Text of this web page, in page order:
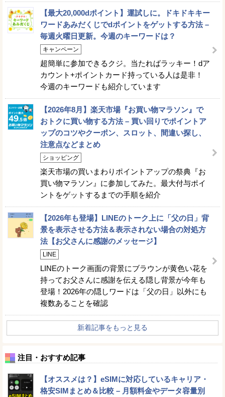
【最大20,000dポイント】運試しに。ドキドキキー
ワードあみだくじでdポイントをゲットする方法 –
毎週火曜日更新。今週のキーワードは？
キャンペーン
超簡単に参加できるクジ。当たればラッキー！dア
カウント+ポイントカード持っている人は是非！
今週のキーワードも紹介しています
【2026年8月】楽天市場『お買い物マラソン』で
おトクに買い物する方法 – 買い回りでポイントア
ップのコツやクーポン、スロット、間違い探し、
注意点などまとめ
ショッピング
楽天市場の買いまわりポイントアップの祭典『お
買い物マラソン』に参加してみた。最大付与ポイ
ントをゲットするまでの手順を紹介
【2026年も登場】LINEのトーク上に「父の日」背
景を表示させる方法＆表示されない場合の対処方
法【お父さんに感謝のメッセージ】
LINE
LINEのトーク画面の背景にブラウンが黄色い花を
持ってお父さんに感謝を伝える隠し背景が今年も
登場！2026年の隠しワードは「父の日」以外にも
複数あることを確認
新着記事をもっと見る
注目・おすすめ記事
【オススメは？】eSIMに対応しているキャリア・
格安SIMまとめ＆比較 – 月額料金やデータ容量別